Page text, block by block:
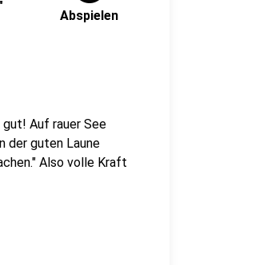
Abspielen
Auf rauer See
der guten Laune
Also volle Kraft